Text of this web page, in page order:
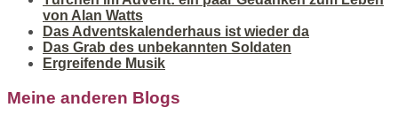
von Alan Watts
Das Adventskalenderhaus ist wieder da
Das Grab des unbekannten Soldaten
Ergreifende Musik
Meine anderen Blogs